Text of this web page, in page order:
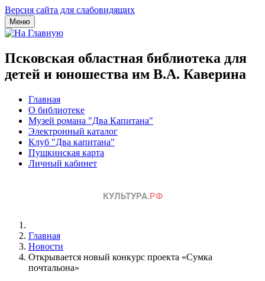
Версия сайта для слабовидящих
Меню
Псковская областная библиотека для
детей и юношества им В.А. Каверина
Главная
О библиотеке
Музей романа "Два Капитана"
Электронный каталог
Клуб "Два капитана"
Пушкинская карта
Личный кабинет
Главная
Новости
Открывается новый конкурс проекта «Сумка
почтальона»